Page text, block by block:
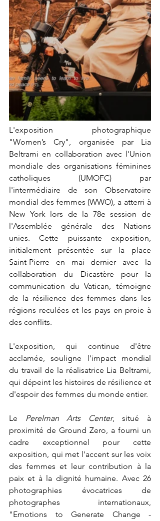
L'exposition photographique
"Women’s Cry", organisée par Lia
Beltrami en collaboration avec l'Union
mondiale des organisations féminines
catholiques (UMOFC) par
l'intermédiaire de son Observatoire
mondial des femmes (WWO), a atterri à
New York lors de la 78e session de
l'Assemblée générale des Nations
unies. Cette puissante exposition,
initialement présentée sur la place
Saint-Pierre en mai dernier avec la
collaboration du Dicastère pour la
communication du Vatican, témoigne
de la résilience des femmes dans les
régions reculées et les pays en proie à
des conflits.
L'exposition, qui continue d'être
acclamée, souligne l'impact mondial
du travail de la réalisatrice Lia Beltrami,
qui dépeint les histoires de résilience et
d'espoir des femmes du monde entier.
Le Perelman Arts Center, situé à
proximité de Ground Zero, a fourni un
cadre exceptionnel pour cette
exposition, qui met l'accent sur les voix
des femmes et leur contribution à la
paix et à la dignité humaine. Avec 26
photographies évocatrices de
photographes internationaux,
"Emotions to Generate Change -